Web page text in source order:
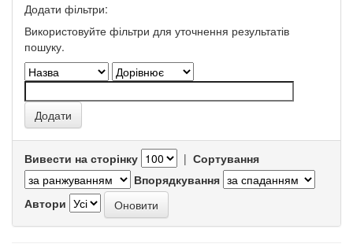
Додати фільтри:
Використовуйте фільтри для уточнення результатів
пошуку.
Вивести на сторінку | Сортування
Впорядкування
Автори